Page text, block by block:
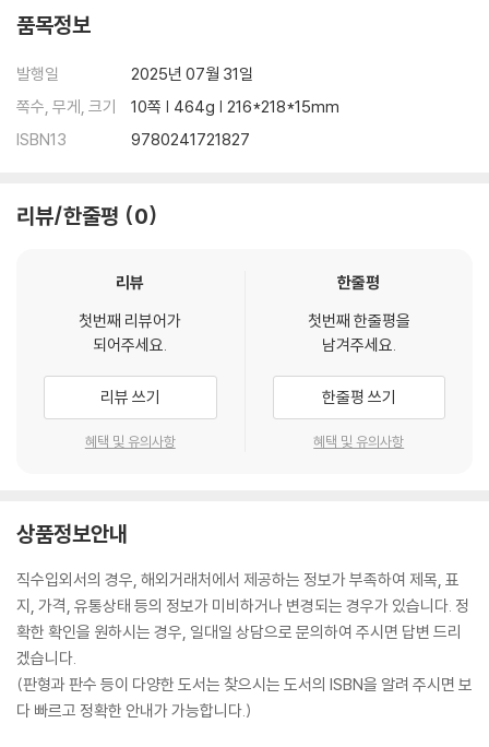
품목정보
발행일
2025년 07월 31일
쪽수, 무게, 크기
10쪽 | 464g | 216*218*15mm
ISBN13
9780241721827
리뷰/한줄평 0
리뷰
첫번째 리뷰어가
되어주세요.
리뷰 쓰기
혜택 및 유의사항
한줄평
첫번째 한줄평을
남겨주세요.
한줄평 쓰기
혜택 및 유의사항
상품정보안내
직수입외서의 경우, 해외거래처에서 제공하는 정보가 부족하여 제목, 표
지, 가격, 유통상태 등의 정보가 미비하거나 변경되는 경우가 있습니다. 정
확한 확인을 원하시는 경우, 일대일 상담으로 문의하여 주시면 답변 드리
겠습니다.
(판형과 판수 등이 다양한 도서는 찾으시는 도서의 ISBN을 알려 주시면 보
다 빠르고 정확한 안내가 가능합니다.)